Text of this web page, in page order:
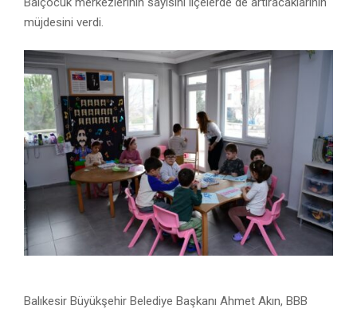
müjdesini verdi.
Balıkesir Büyükşehir Belediye Başkanı Ahmet Akın, BBB